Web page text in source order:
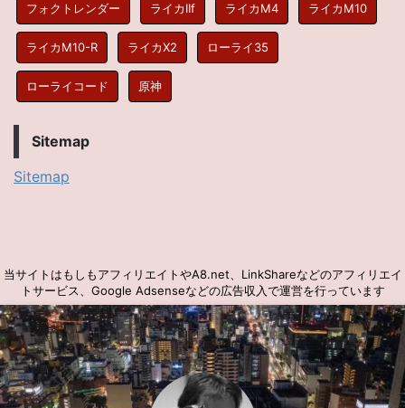
フォクトレンダー ライカIIf ライカM4 ライカM10
ライカM10-R ライカX2 ローライ35
ローライコード 原神
Sitemap
Sitemap
当サイトはもしもアフィリエイトやA8.net、LinkShareなどのアフィリエイ
トサービス、Google Adsenseなどの広告収入で運営を行っています